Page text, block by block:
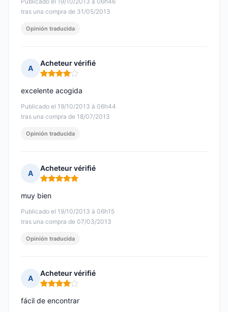
tras una compra de 31/05/2013
Opinión traducida
A
Acheteur vérifié
Nota: 4 de 5
Publicado el 19/10/2013 à 06h44
tras una compra de 18/07/2013
excelente acogida
Opinión traducida
A
Acheteur vérifié
Nota: 5 de 5
Publicado el 19/10/2013 à 06h15
tras una compra de 07/03/2013
muy bien
Opinión traducida
A
Acheteur vérifié
Nota: 4 de 5
fácil de encontrar